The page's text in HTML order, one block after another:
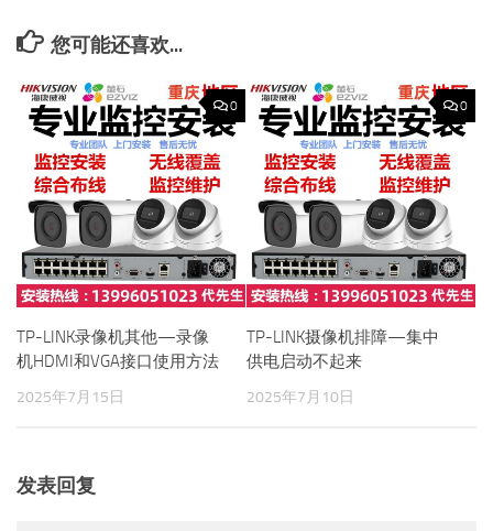
您可能还喜欢...
0
TP-LINK录像机其他—录像
机HDMI和VGA接口使用方法
2025年7月15日
0
TP-LINK摄像机排障—集中
供电启动不起来
2025年7月10日
发表回复